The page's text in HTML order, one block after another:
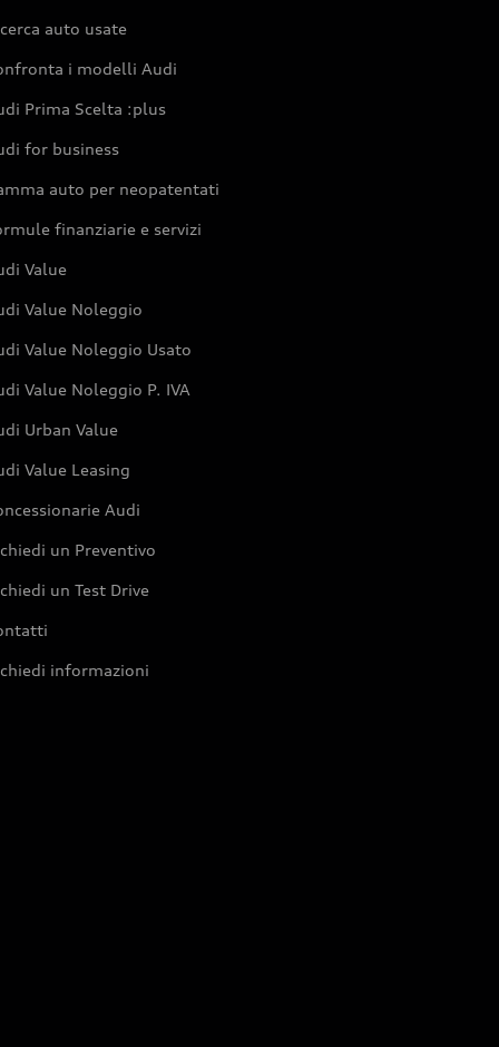
auto usate
i modelli Audi
Prima Scelta :plus
for business
auto per neopatentati
finanziarie e servizi
Value
Value Noleggio
Value Noleggio Usato
Value Noleggio P. IVA
Urban Value
Value Leasing
Audi
un Preventivo
un Test Drive
informazioni